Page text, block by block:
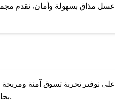
مذاق بسهولة وأمان، نقدم
بحالتها الأصلية وغير مستخدمة. يمكنك تقديم طلب الإرجاع بسهولة عبر موقعنا الإلكتروني أو من خلال خدمة العملاء.